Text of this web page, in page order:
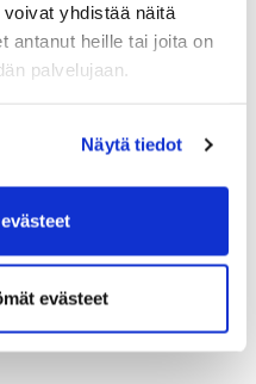
yhdistää näitä
antanut heille tai joita on
palvelujaan.
Näytä tiedot
evästeet